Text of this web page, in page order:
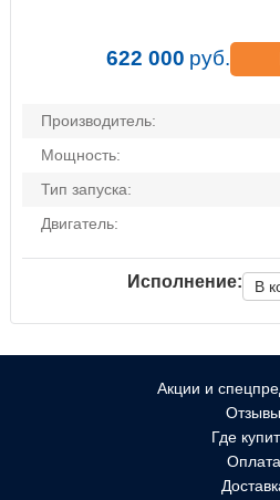
622 000 руб.
Производитель:
Мощность:
Тип запуска:
Двигатель:
Исполнение: В
Акции и
Отзывы
Где
Оплата